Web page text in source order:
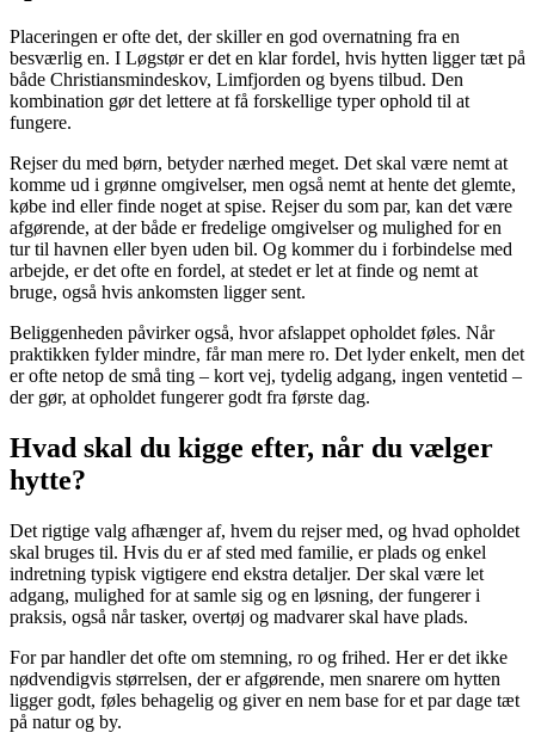
Placeringen er ofte det, der skiller en god overnatning fra en
besværlig en. I Løgstør er det en klar fordel, hvis hytten ligger tæt på
både Christiansmindeskov, Limfjorden og byens tilbud. Den
kombination gør det lettere at få forskellige typer ophold til at
fungere.
Rejser du med børn, betyder nærhed meget. Det skal være nemt at
komme ud i grønne omgivelser, men også nemt at hente det glemte,
købe ind eller finde noget at spise. Rejser du som par, kan det være
afgørende, at der både er fredelige omgivelser og mulighed for en
tur til havnen eller byen uden bil. Og kommer du i forbindelse med
arbejde, er det ofte en fordel, at stedet er let at finde og nemt at
bruge, også hvis ankomsten ligger sent.
Beliggenheden påvirker også, hvor afslappet opholdet føles. Når
praktikken fylder mindre, får man mere ro. Det lyder enkelt, men det
er ofte netop de små ting – kort vej, tydelig adgang, ingen ventetid –
der gør, at opholdet fungerer godt fra første dag.
Hvad skal du kigge efter, når du vælger
hytte?
Det rigtige valg afhænger af, hvem du rejser med, og hvad opholdet
skal bruges til. Hvis du er af sted med familie, er plads og enkel
indretning typisk vigtigere end ekstra detaljer. Der skal være let
adgang, mulighed for at samle sig og en løsning, der fungerer i
praksis, også når tasker, overtøj og madvarer skal have plads.
For par handler det ofte om stemning, ro og frihed. Her er det ikke
nødvendigvis størrelsen, der er afgørende, men snarere om hytten
ligger godt, føles behagelig og giver en nem base for et par dage tæt
på natur og by.